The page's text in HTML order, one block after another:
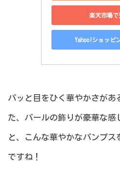
楽天市場で
Yahoo!ショッピ
パッと目をひく華やかさがあ
た、パールの飾りが豪華な感
と、こんな華やかなパンプス
ですね！